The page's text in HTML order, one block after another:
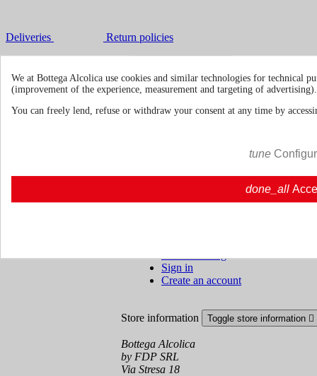
Deliveries Return policies
About UsAbout us | Bottegaalcolica.com
Contact us
Toggle information links
Cookie policy
Ristoranti - Bar - Catering -
Sign in
Create an account
Store information Toggle store information 
Bottega Alcolica
by FDP SRL
Via Stresa 18
We at Bottega Alcolica use cookies and similar technologies for technical
(improvement of the experience, measurement and targeting of advertising).
You can freely lend, refuse or withdraw your consent at any time by
tune
done_all